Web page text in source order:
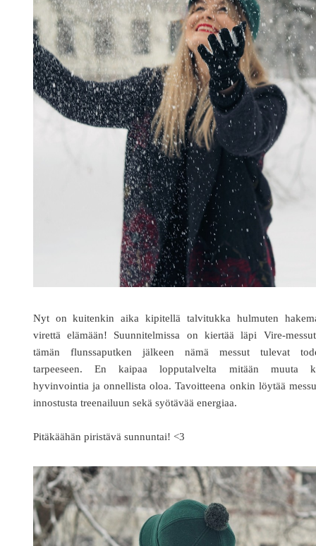
Nyt on kuitenkin aika kipitellä talvitukka hulmuten
virettä elämään! Suunnitelmissa on kiertää läpi Vire-
tämän flunssaputken jälkeen nämä messut tulevat
tarpeeseen. En kaipaa lopputalvelta mitään muuta
hyvinvointia ja onnellista oloa. Tavoitteena onkin löytää
innostusta treenailuun sekä syötävää energiaa.
Pitäkäähän piristävä sunnuntai! <3